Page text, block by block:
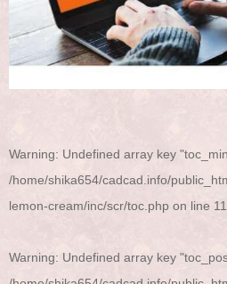
Warning: Undefined array key
/home/shika654/cadcad.info/
lemon-cream/inc/scr/toc.php on line 11
Warning: Undefined array key